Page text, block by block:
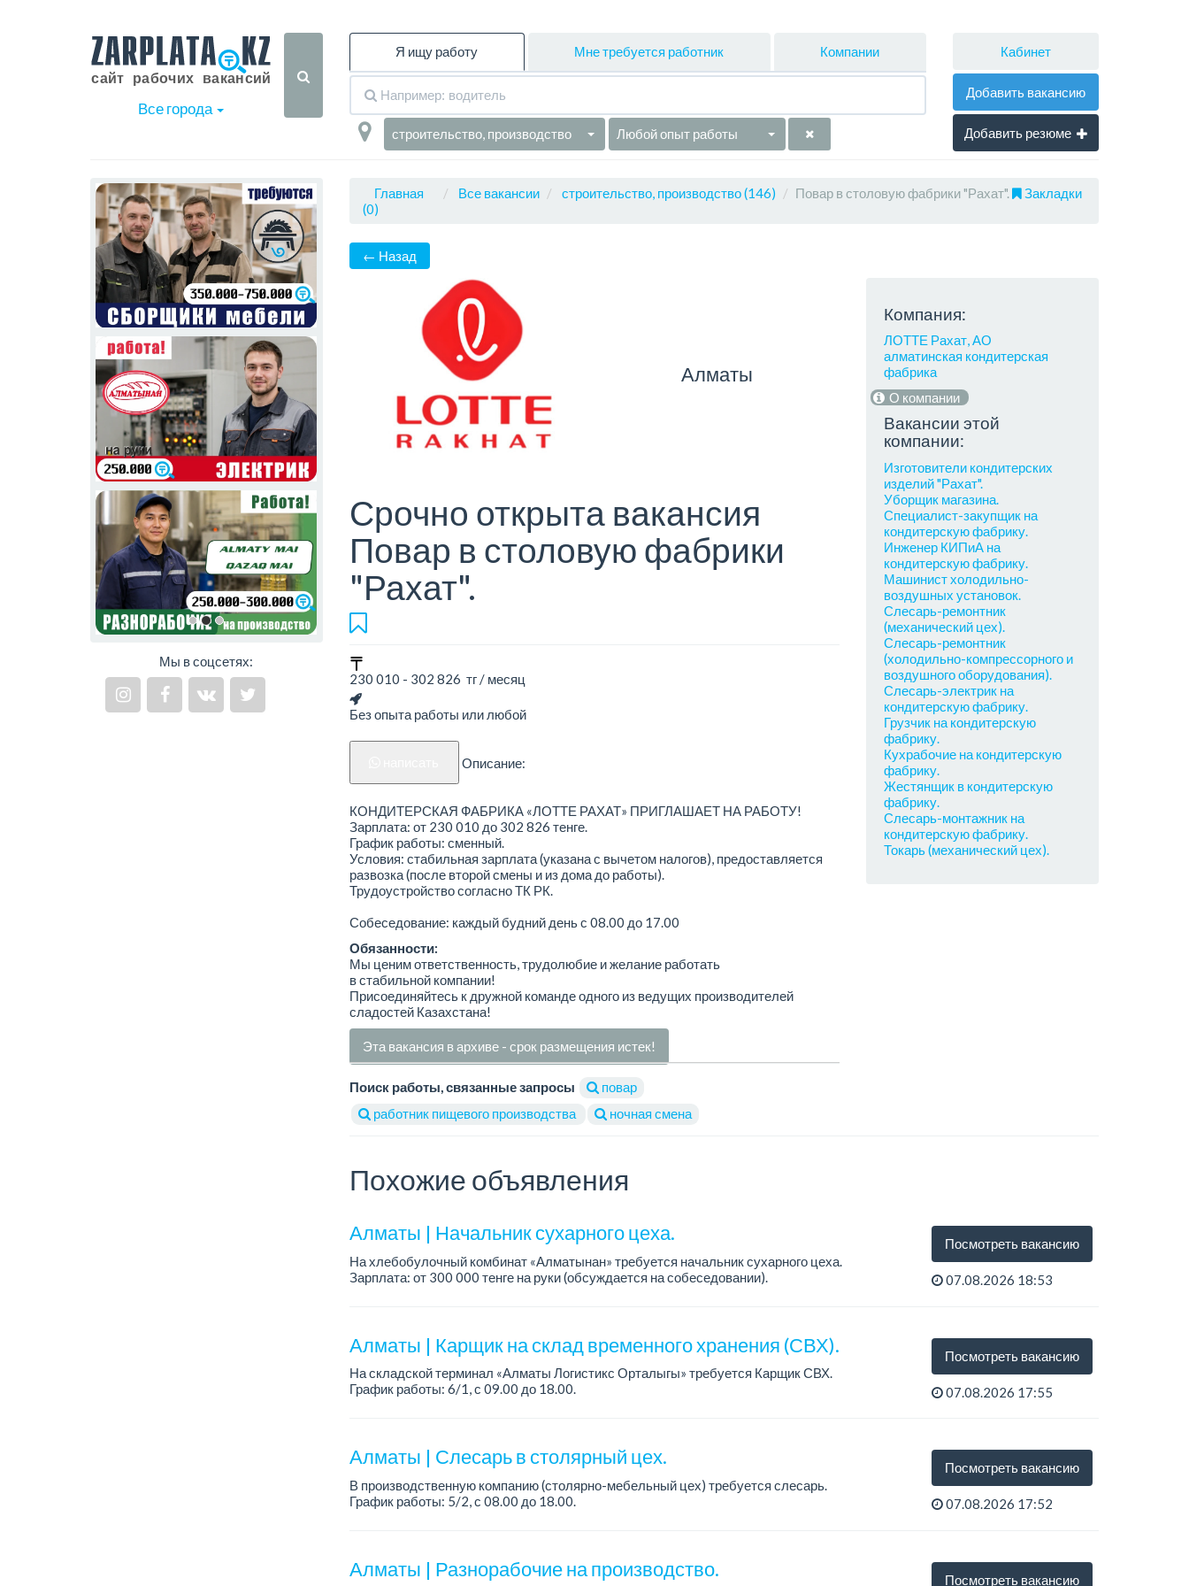
Все города
Я ищу работу Мне требуется работник Компании
строительство, производство Любой опыт работы
Кабинет
Добавить вакансию
Добавить резюме
Мы в соцсетях:
Главная Все вакансии строительство, производство (146) Повар в столовую фабрики "Рахат".
Закладки
(0)
← Назад
Алматы
Срочно открыта вакансия
Повар в столовую фабрики
"Рахат".
230 010 - 302 826 тг / месяц
Без опыта работы или любой
Описание:
КОНДИТЕРСКАЯ ФАБРИКА «ЛОТТЕ РАХАТ» ПРИГЛАШАЕТ НА РАБОТУ!
Зарплата: от 230 010 до 302 826 тенге.
График работы: сменный.
Условия: стабильная зарплата (указана с вычетом налогов), предоставляется
развозка (после второй смены и из дома до работы).
Трудоустройство согласно ТК РК.
Собеседование: каждый будний день с 08.00 до 17.00
Обязанности:
Мы ценим ответственность, трудолюбие и желание работать
в стабильной компании!
Присоединяйтесь к дружной команде одного из ведущих производителей
сладостей Казахстана!
Эта вакансия в архиве - срок размещения истек!
Поиск работы, связанные запросы
повар
работник пищевого производства
ночная смена
Компания:
ЛОТТЕ Рахат, АО
алматинская кондитерская
фабрика
О компании
Вакансии этой
компании:
Изготовители кондитерских
изделий "Рахат".
Уборщик магазина.
Специалист-закупщик на
кондитерскую фабрику.
Инженер КИПиА на
кондитерскую фабрику.
Машинист холодильно-
воздушных установок.
Слесарь-ремонтник
(механический цех).
Слесарь-ремонтник
(холодильно-компрессорного и
воздушного оборудования).
Слесарь-электрик на
кондитерскую фабрику.
Грузчик на кондитерскую
фабрику.
Кухрабочие на кондитерскую
фабрику.
Жестянщик в кондитерскую
фабрику.
Слесарь-монтажник на
кондитерскую фабрику.
Токарь (механический цех).
Похожие объявления
Алматы | Начальник сухарного цеха.
На хлебобулочный комбинат «Алматынан» требуется начальник сухарного цеха.
Зарплата: от 300 000 тенге на руки (обсуждается на собеседовании).
Посмотреть вакансию
07.08.2026 18:53
Алматы | Карщик на склад временного хранения (СВХ).
На складской терминал «Алматы Логистикс Орталыгы» требуется Карщик СВХ.
График работы: 6/1, с 09.00 до 18.00.
Посмотреть вакансию
07.08.2026 17:55
Алматы | Слесарь в столярный цех.
В производственную компанию (столярно-мебельный цех) требуется слесарь.
График работы: 5/2, с 08.00 до 18.00.
Посмотреть вакансию
07.08.2026 17:52
Алматы | Разнорабочие на производство. Посмотреть вакансию